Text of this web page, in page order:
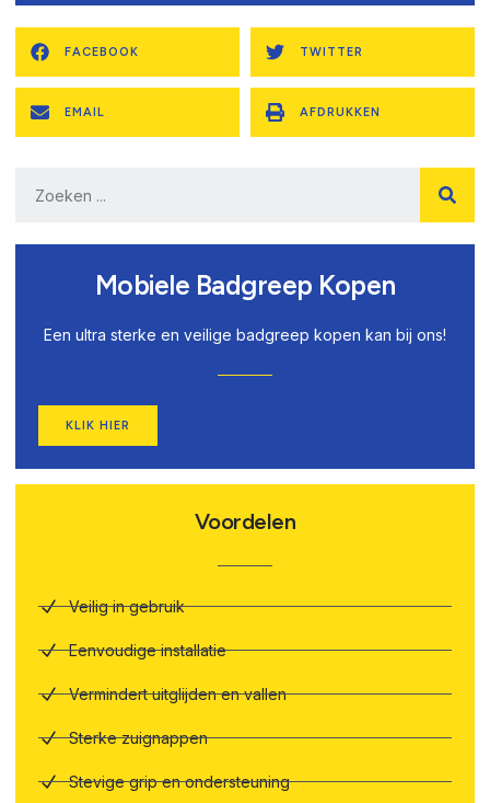
FACEBOOK TWITTER
EMAIL AFDRUKKEN
Mobiele Badgreep Kopen
Een ultra sterke en veilige badgreep kopen kan bij ons!
KLIK HIER
Voordelen
Veilig in gebruik
Eenvoudige installatie
Vermindert uitglijden en vallen
Sterke zuignappen
Stevige grip en ondersteuning